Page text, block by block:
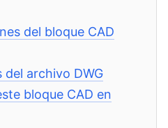
del bloque CAD
archivo DWG
bloque CAD en